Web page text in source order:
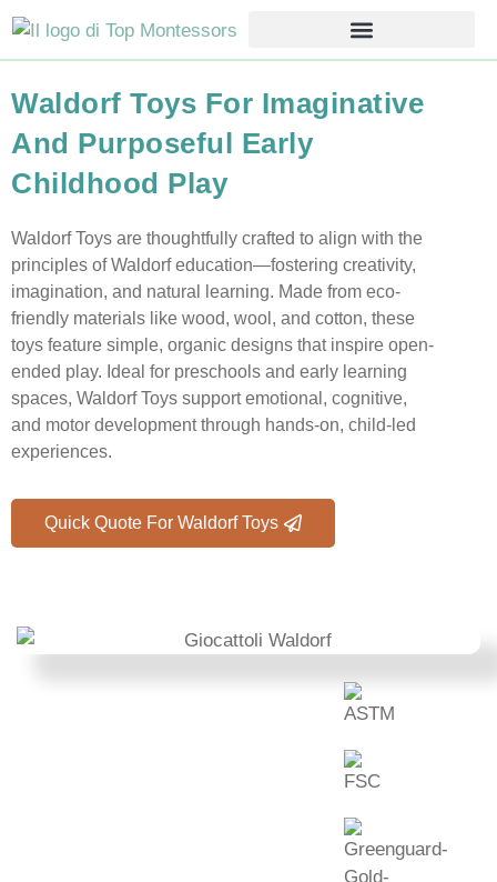
Waldorf Toys For Imaginative
And Purposeful Early
Childhood Play
Waldorf Toys are thoughtfully crafted to align with the
principles of Waldorf education—fostering creativity,
imagination, and natural learning. Made from eco-
friendly materials like wood, wool, and cotton, these
toys feature simple, organic designs that inspire open-
ended play. Ideal for preschools and early learning
spaces, Waldorf Toys support emotional, cognitive,
and motor development through hands-on, child-led
experiences.
Quick Quote For Waldorf Toys